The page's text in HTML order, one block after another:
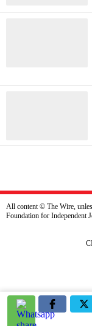
All content © The Wire,
Foundation for Independent